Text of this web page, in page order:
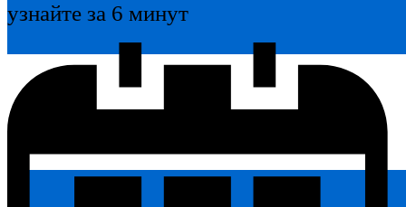
узнайте за 6 минут